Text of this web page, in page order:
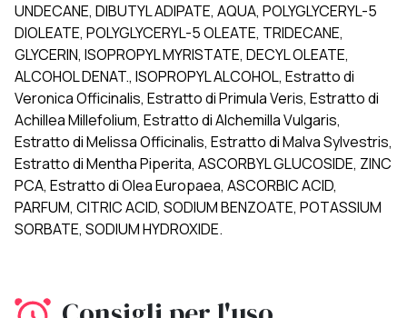
UNDECANE, DIBUTYL ADIPATE, AQUA, POLYGLYCERYL-5
DIOLEATE, POLYGLYCERYL-5 OLEATE, TRIDECANE,
GLYCERIN, ISOPROPYL MYRISTATE, DECYL OLEATE,
ALCOHOL DENAT., ISOPROPYL ALCOHOL, Estratto di
Veronica Officinalis, Estratto di Primula Veris, Estratto di
Achillea Millefolium, Estratto di Alchemilla Vulgaris,
Estratto di Melissa Officinalis, Estratto di Malva Sylvestris,
Estratto di Mentha Piperita, ASCORBYL GLUCOSIDE, ZINC
PCA, Estratto di Olea Europaea, ASCORBIC ACID,
PARFUM, CITRIC ACID, SODIUM BENZOATE, POTASSIUM
SORBATE, SODIUM HYDROXIDE.